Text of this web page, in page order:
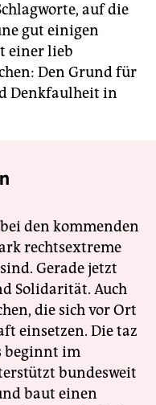
auf die
gut einigen
einer lieb
Den Grund für
Denkfaulheit in
den kommenden
rechtsextreme
Gerade jetzt
Solidarität. Auch
die sich vor Ort
einsetzen. Die taz
beginnt im
bundesweit
baut einen